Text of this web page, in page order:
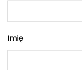
Imię